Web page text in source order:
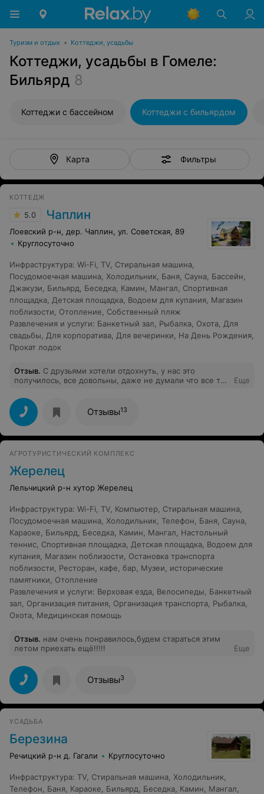
Туризм и отдых • Коттеджи, усадьбы
Коттеджи, усадьбы в Гомеле:
Бильярд 8
Коттеджи с бассейном Коттеджи с бильярдом
Карта Фильтры
КОТТЕДЖ
5.0 Чаплин
Лоевский р-н, дер. Чаплин, ул. Советская, 89
Круглосуточно
Инфраструктура: Wi-Fi TV Стиральная машина
Посудомоечная машина Холодильник Баня Сауна Бассейн
Джакузи
Бильярд Беседка Камин Мангал
Спортивная
площадка Детская площадка Водоем для купания Магазин
поблизости
Отопление
Собственный пляж
Развлечения и услуги: Банкетный зал Рыбалка Охота Для
свадьбы
Для корпоратива Для вечеринки На День Рождения
Прокат лодок
Отзыв. С друзьями хотели отдохнуть, у нас это
получилось, все довольны, даже не думали что все так
баня, красивый лес, рыбалка. Советую всем кто на
думается ехать в это прекрасное место, обязательно
придем еще.
Еще
Отзывы13
АГРОТУРИСТИЧЕСКИЙ КОМПЛЕКС
Жерелец
Лельчицкий р-н хутор Жерелец
Инфраструктура: Wi-Fi TV Компьютер Стиральная машина
Посудомоечная машина Холодильник Телефон Баня Сауна
Караоке
Бильярд Беседка Камин Мангал
Настольный
теннис Спортивная площадка Детская площадка Водоем для
купания Магазин поблизости
Остановка транспорта
поблизости
Ресторан, кафе, бар
Музеи, исторические
памятники
Отопление
Развлечения и услуги: Верховая езда Велосипеды
Банкетный
зал
Организация питания Организация транспорта Рыбалка
Охота Медицинская помощь
Отзыв. нам очень понравилось,будем стараться этим
летом приехать ещё!!!!!
Еще
Отзывы3
УСАДЬБА
Березина
Речицкий р-н д. Гагали Круглосуточно
Инфраструктура: TV Стиральная машина Холодильник
Телефон
Баня Караоке Бильярд Беседка Камин Мангал